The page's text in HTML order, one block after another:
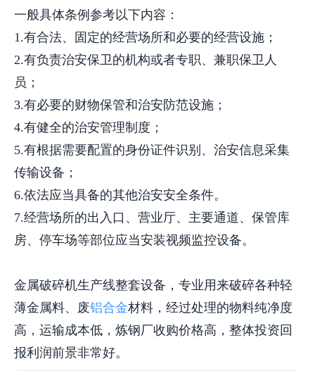
一般具体条例参考以下内容：
1.有合法、固定的经营场所和必要的经营设施；
2.有负责治安保卫的机构或者专职、兼职保卫人
员；
3.有必要的财物保管和治安防范设施；
4.有健全的治安管理制度；
5.有根据需要配置的身份证件识别、治安信息采集
传输设备；
6.依法应当具备的其他治安安全条件。
7.经营场所的出入口、营业厅、主要通道、保管库
房、停车场等部位应当安装视频监控设备。
金属破碎机生产线整套设备，专业用来破碎各种轻
薄金属料、废铝合金材料，经过处理的物料纯净度
高，运输成本低，炼钢厂收购价格高，整体投资回
报利润前景非常好。